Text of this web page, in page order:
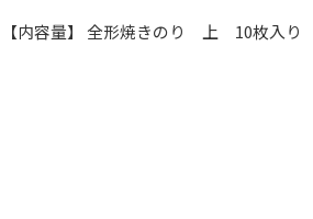
【内容量】 全形焼きのり 上 10枚入り